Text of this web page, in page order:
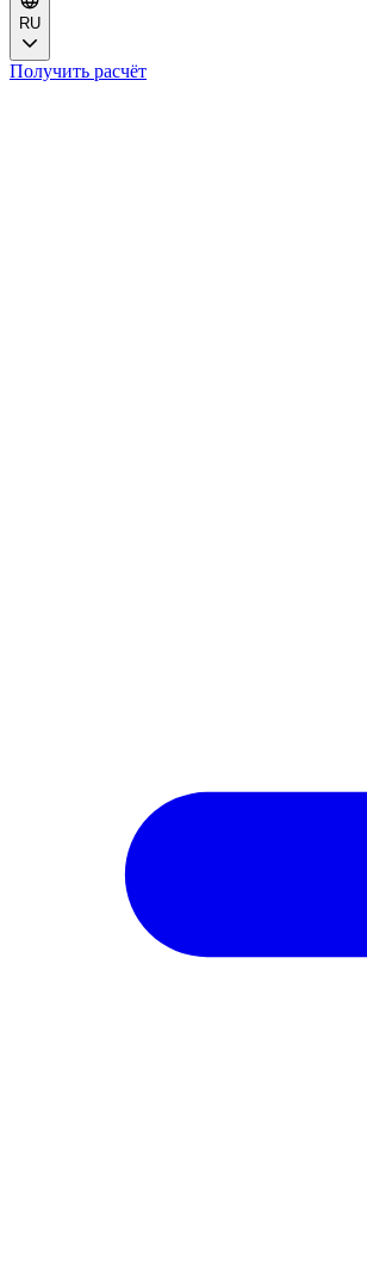
RU
Получить расчёт